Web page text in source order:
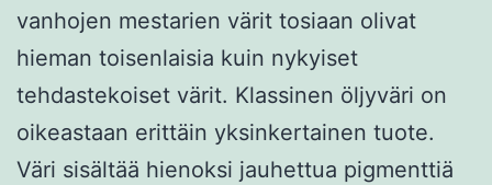
vanhojen mestarien värit tosiaan olivat
hieman toisenlaisia kuin nykyiset
tehdastekoiset värit. Klassinen öljyväri on
oikeastaan erittäin yksinkertainen tuote.
Väri sisältää hienoksi jauhettua pigmenttiä